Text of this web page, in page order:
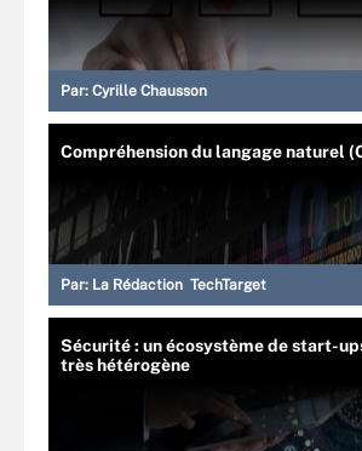
Par: Cyrille Chausson
Compréhension du langage naturel
Par: La Rédaction TechTarget
Sécurité : un écosystème de start-
très hétérogène